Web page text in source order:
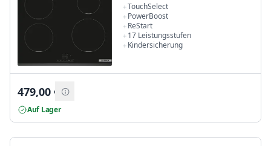
TouchSelect
PowerBoost
ReStart
17 Leistungsstufen
Kindersicherung
479,00 €
Auf Lager